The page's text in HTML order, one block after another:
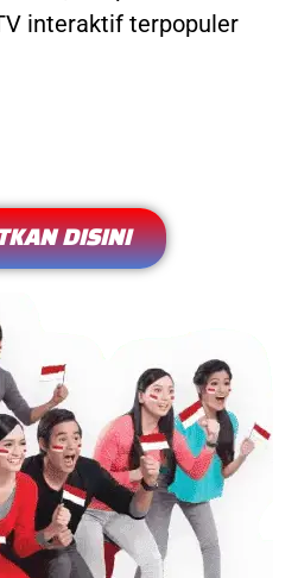
interaktif terpopuler
DISINI